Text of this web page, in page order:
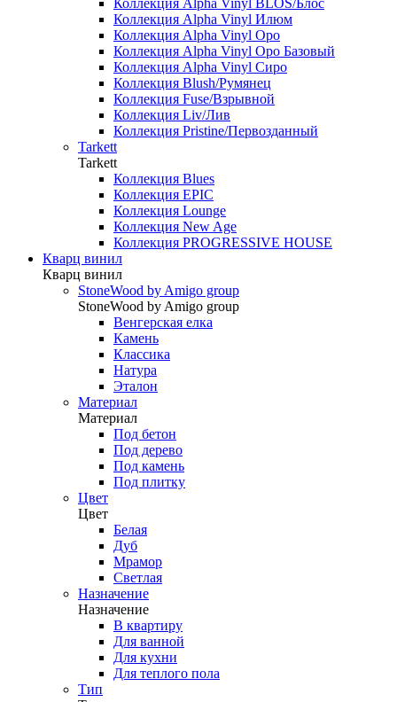
Коллекция Alpha Vinyl BLOS/Блос
Коллекция Alpha Vinyl Илюм
Коллекция Alpha Vinyl Оро
Коллекция Alpha Vinyl Оро Базовый
Коллекция Alpha Vinyl Сиро
Коллекция Blush/Румянец
Коллекция Fuse/Взрывной
Коллекция Liv/Лив
Коллекция Pristine/Первозданный
Tarkett
Tarkett
Коллекция Blues
Коллекция EPIC
Коллекция Lounge
Коллекция New Age
Коллекция PROGRESSIVE HOUSE
Кварц винил
Кварц винил
StoneWood by Amigo group
StoneWood by Amigo group
Венгерская елка
Камень
Классика
Натура
Эталон
Материал
Материал
Под бетон
Под дерево
Под камень
Под плитку
Цвет
Цвет
Белая
Дуб
Мрамор
Светлая
Назначение
Назначение
В квартиру
Для ванной
Для кухни
Для теплого пола
Тип